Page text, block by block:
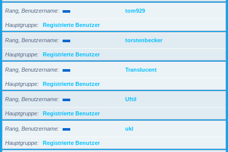
Rang, Benutzername tom929
Hauptgruppe Registrierte Benutzer
Rang, Benutzername torstenbecker
Hauptgruppe Registrierte Benutzer
Rang, Benutzername Translucent
Hauptgruppe Registrierte Benutzer
Rang, Benutzername Uftil
Hauptgruppe Registrierte Benutzer
Rang, Benutzername ukl
Hauptgruppe Registrierte Benutzer